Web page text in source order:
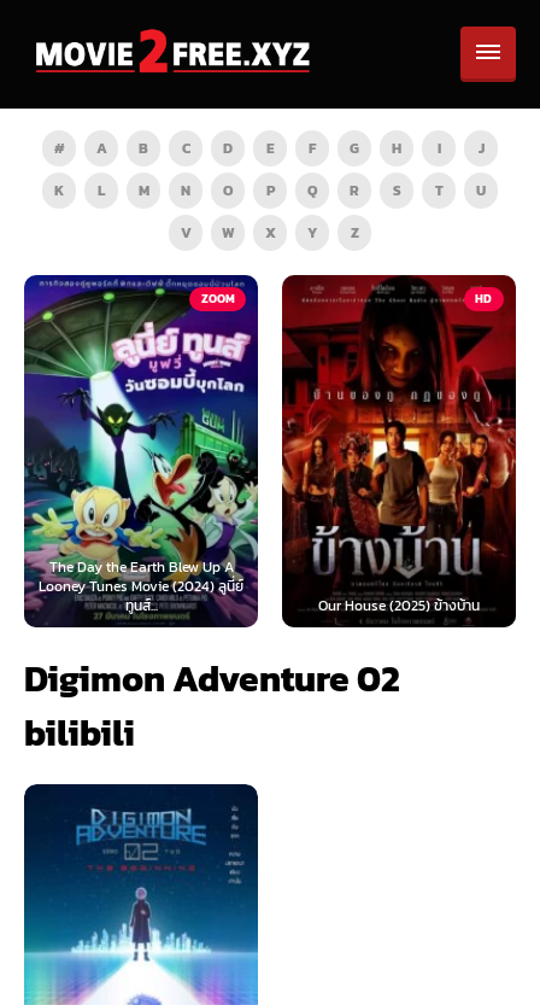
# A B C D E F G H I
J
K
L M N O P Q R S T
U
V
W X Y Z
ZOOM
Blew Up A
(2024) ลูนี่ย์
HD
Our House (2025) ข้างบ้าน
TV
Teach You a Lesson
นี้ต้องโดนสั่งส
Digimon Adventure 02
bilibili